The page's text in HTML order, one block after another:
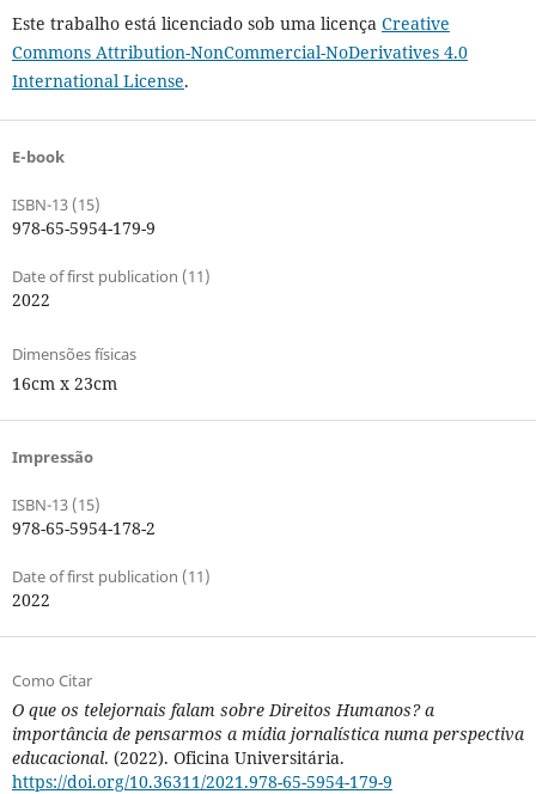
Este trabalho está licenciado sob uma licença Creative
Commons Attribution-NonCommercial-NoDerivatives 4.0
International License.
E-book
ISBN-13 (15)
978-65-5954-179-9
Date of first publication (11)
2022
Dimensões físicas
16cm x 23cm
Impressão
ISBN-13 (15)
978-65-5954-178-2
Date of first publication (11)
2022
Como Citar
O que os telejornais falam sobre Direitos Humanos? a
importância de pensarmos a mídia jornalística numa perspectiva
educacional. (2022). Oficina Universitária.
https://doi.org/10.36311/2021.978-65-5954-179-9